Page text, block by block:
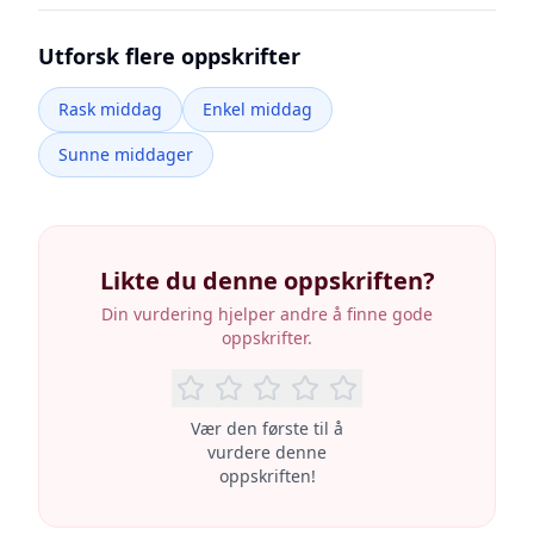
Utforsk flere oppskrifter
Rask middag
Enkel middag
Sunne middager
Likte du denne oppskriften?
Din vurdering hjelper andre å finne gode
oppskrifter.
Vær den første til å
vurdere denne
oppskriften!